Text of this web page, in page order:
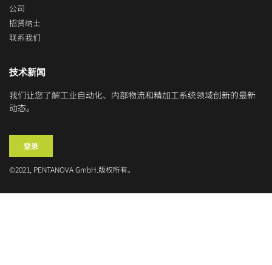
公司
招贤纳士
联系我们
技术新闻
我们让您了解工业自动化、内部物流和精加工系统领域创新的最新
动态。
登录
©2021, PENTANOVA GmbH.版权所有。